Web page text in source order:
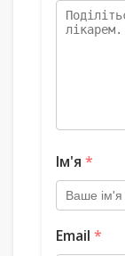
Ім'я *
Email *